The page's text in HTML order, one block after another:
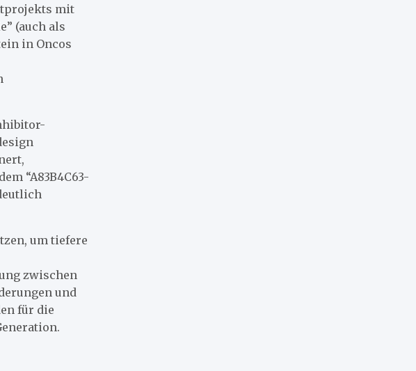
mit
(auch als
in Oncos
“A83B4C63-
um tiefere
zwischen
und
für die